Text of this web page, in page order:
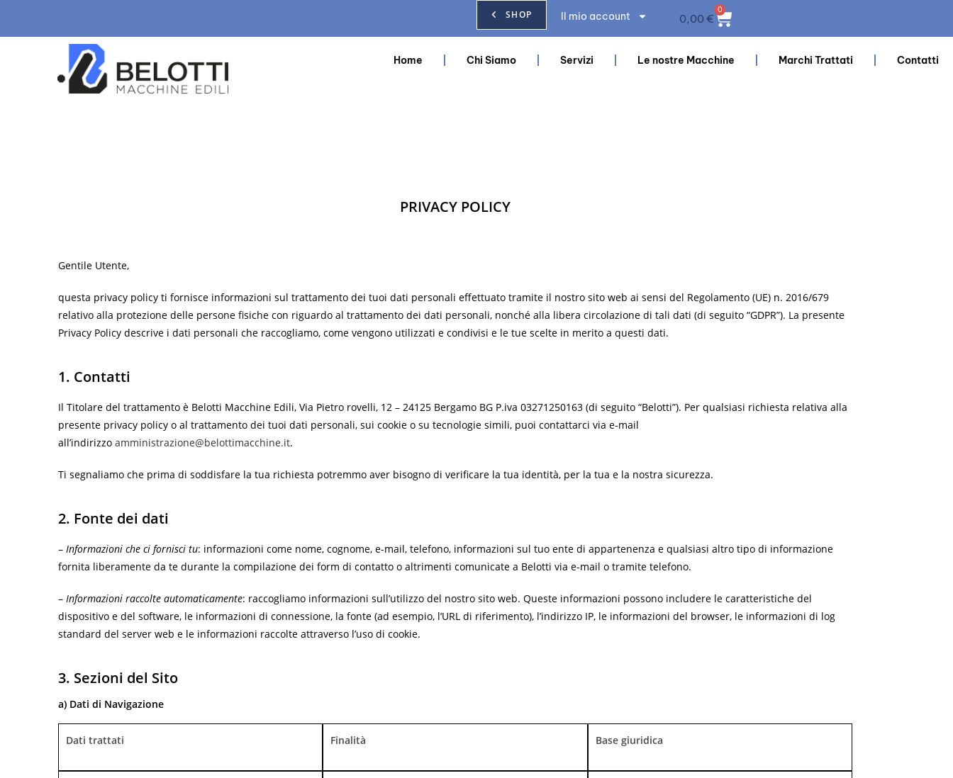
SHOP Il mio account 0,00€
0
Home Chi Siamo Servizi Le nostre Macchine Marchi Trattati Contatti
PRIVACY POLICY
Gentile Utente,
questa privacy policy ti fornisce informazioni sul trattamento dei tuoi dati personali effettuato tramite il nostro sito web ai sensi del Regolamento (UE) n. 2016/679
relativo alla protezione delle persone fisiche con riguardo al trattamento dei dati personali, nonché alla libera circolazione di tali dati (di seguito “GDPR”). La presente
Privacy Policy descrive i dati personali che raccogliamo, come vengono utilizzati e condivisi e le tue scelte in merito a questi dati.
1. Contatti
Il Titolare del trattamento è Belotti Macchine Edili, Via Pietro rovelli, 12 – 24125 Bergamo BG P.iva 03271250163 (di seguito “Belotti”). Per qualsiasi richiesta relativa alla
presente privacy policy o al trattamento dei tuoi dati personali, sui cookie o su tecnologie simili, puoi contattarci via e-mail
all’indirizzo amministrazione@belottimacchine.it.
Ti segnaliamo che prima di soddisfare la tua richiesta potremmo aver bisogno di verificare la tua identità, per la tua e la nostra sicurezza.
2. Fonte dei dati
– Informazioni che ci fornisci tu: informazioni come nome, cognome, e-mail, telefono, informazioni sul tuo ente di appartenenza e qualsiasi altro tipo di informazione
fornita liberamente da te durante la compilazione dei form di contatto o altrimenti comunicate a Belotti via e-mail o tramite telefono.
– Informazioni raccolte automaticamente: raccogliamo informazioni sull’utilizzo del nostro sito web. Queste informazioni possono includere le caratteristiche del
dispositivo e del software, le informazioni di connessione, la fonte (ad esempio, l’URL di riferimento), l’indirizzo IP, le informazioni del browser, le informazioni di log
standard del server web e le informazioni raccolte attraverso l’uso di cookie.
3. Sezioni del Sito
a) Dati di Navigazione
Dati trattati Finalità Base giuridica